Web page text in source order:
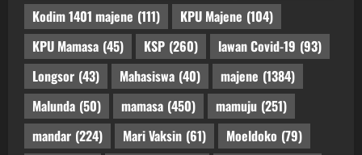
Kodim 1401 majene (111) KPU Majene (104)
KPU Mamasa (45) KSP (260) lawan Covid-19 (93)
Longsor (43) Mahasiswa (40) majene (1384)
Malunda (50) mamasa (450) mamuju (251)
mandar (224) Mari Vaksin (61) Moeldoko (79)